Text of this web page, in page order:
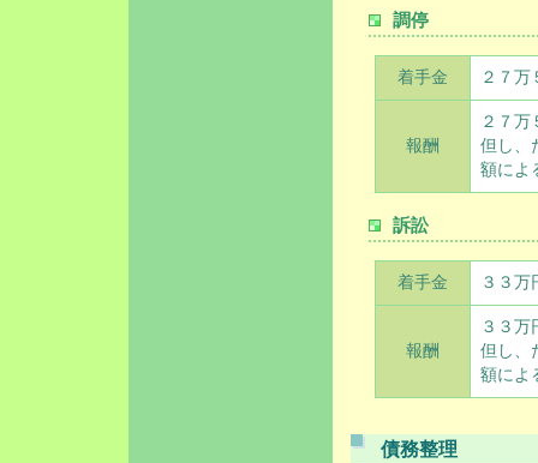
調停
着手金 ２７万
報酬
２７万
但し、
額によ
訴訟
着手金 ３３万
報酬
３３万
但し、
額によ
債務整理